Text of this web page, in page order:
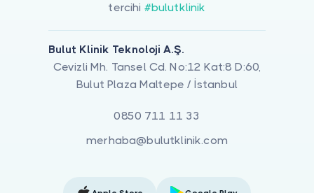
tercihi #bulutklinik
Bulut Klinik Teknoloji A.Ş.
Cevizli Mh. Tansel Cd. No:12 Kat:8 D:60,
Bulut Plaza Maltepe / İstanbul
0850 711 11 33
merhaba@bulutklinik.com